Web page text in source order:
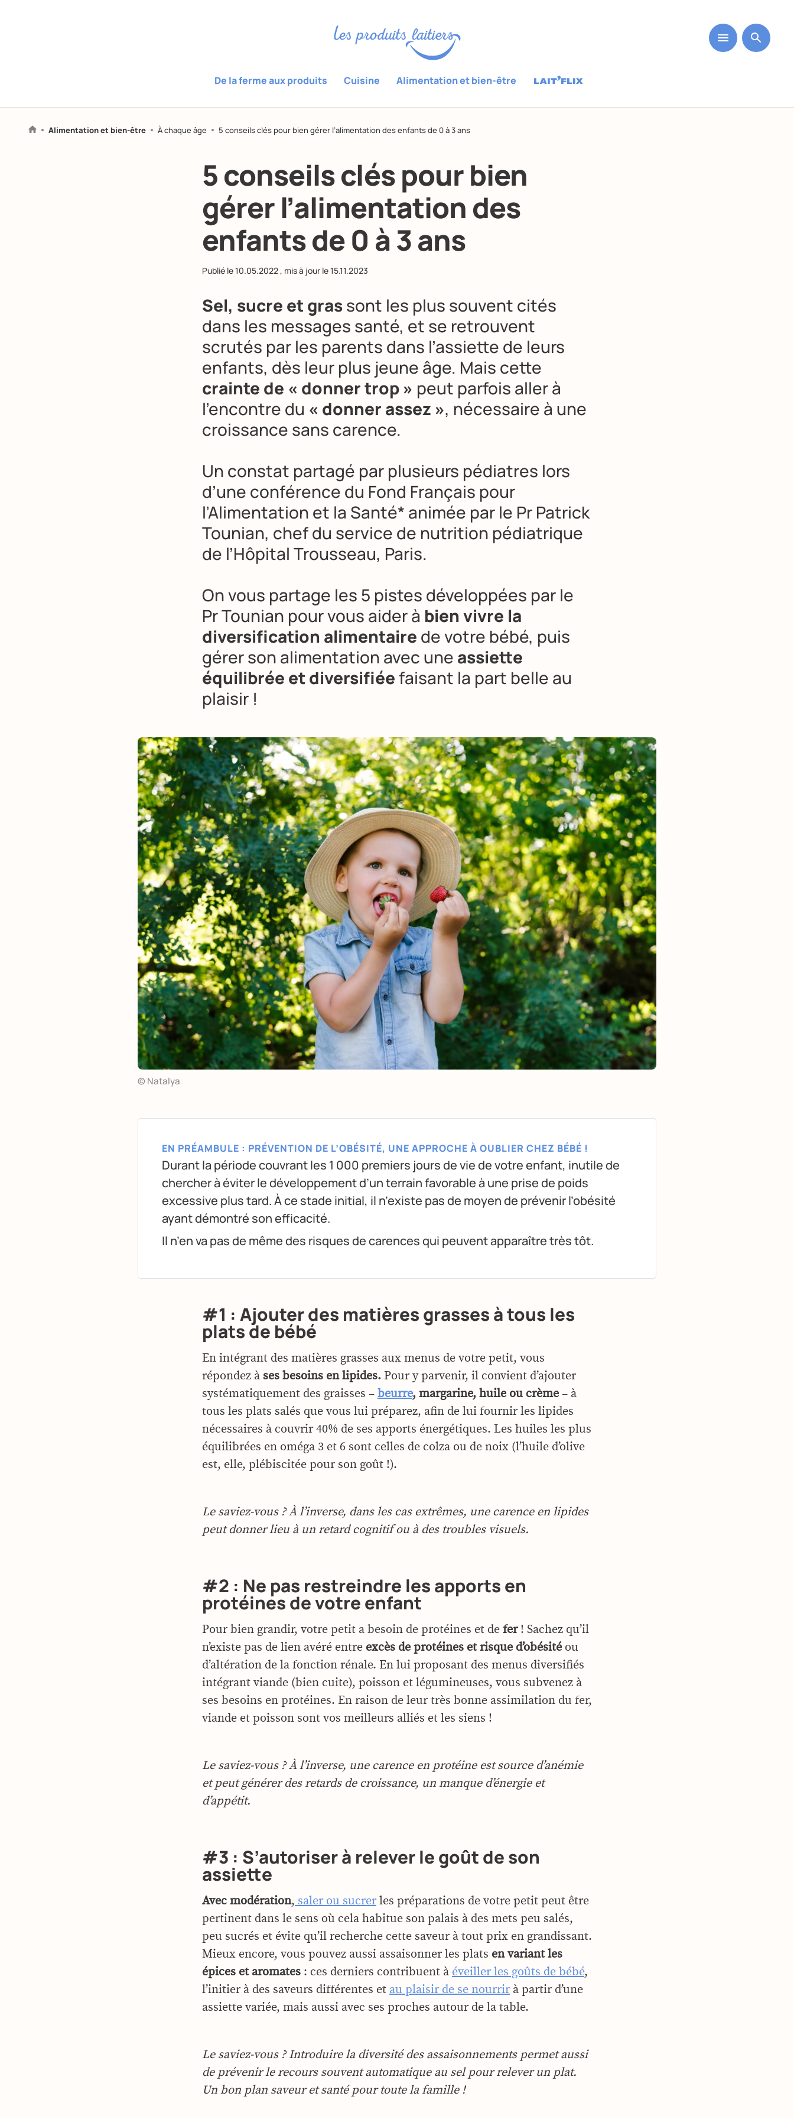
De la ferme aux produits Cuisine Alimentation et bien-être
Alimentation et bien-être À chaque âge 5 conseils clés pour bien gérer l’alimentation des enfants de 0 à 3 ans
5 conseils clés pour bien
gérer l’alimentation des
enfants de 0 à 3 ans
Publié le10.05.2022, mis à jour le15.11.2023
Sel, sucre et grassont les plus souvent cités
dans les messages santé, et se retrouvent
scrutés par les parents dans l’assiette de leurs
enfants, dès leur plus jeune âge. Mais cette
crainte de « donner trop » peut parfois aller à
l’encontre du « donner assez », nécessaire à une
croissance sans carence.
Un constat partagé par plusieurs pédiatres lors
d’une conférence du Fond Français pour
l’Alimentation et la Santé* animée par le Pr Patrick
Tounian, chef du service de nutrition pédiatrique
de l’Hôpital Trousseau, Paris.
On vous partage les 5 pistes développées par le
Pr Tounian pour vous aider à bien vivre la
diversification alimentaire de votre bébé, puis
gérer son alimentation avec une assiette
équilibrée et diversifiéefaisant la part belle au
plaisir !
© Natalya
EN PRÉAMBULE : PRÉVENTION DE L’OBÉSITÉ, UNE APPROCHE À OUBLIER CHEZ BÉBÉ !
Durant la période couvrant les 1 000 premiers jours de vie de votre enfant, inutile de
chercher à éviter le développement d’un terrain favorable à une prise de poids
excessive plus tard. À ce stade initial, il n’existe pas de moyen de prévenir l’obésité
ayant démontré son efficacité.
Il n’en va pas de même des risques de carences qui peuvent apparaître très tôt.
#1 : Ajouter des matières grasses à tous les
plats de bébé
En intégrant des matières grasses aux menus de votre petit, vous
répondez à ses besoins en lipides. Pour y parvenir, il convient d’ajouter
systématiquement des graisses – beurre, margarine, huile ou crème – à
tous les plats salés que vous lui préparez, afin de lui fournir les lipides
nécessaires à couvrir 40% de ses apports énergétiques. Les huiles les plus
équilibrées en oméga 3 et 6 sont celles de colza ou de noix (l’huile d’olive
est, elle, plébiscitée pour son goût !).
Le saviez-vous ? À l’inverse, dans les cas extrêmes, une carence en lipides
peut donner lieu à un retard cognitif ou à des troubles visuels.
#2 : Ne pas restreindre les apports en
protéines de votre enfant
Pour bien grandir, votre petit a besoin de protéines et de fer! Sachez qu’il
n’existe pas de lien avéré entre excès de protéines et risque d’obésité ou
d’altération de la fonction rénale. En lui proposant des menus diversifiés
intégrant viande (bien cuite), poisson et légumineuses, vous subvenez à
ses besoins en protéines. En raison de leur très bonne assimilation du fer,
viande et poisson sont vos meilleurs alliés et les siens !
Le saviez-vous ? À l’inverse, une carence en protéine est source d’anémie
et peut générer des retards de croissance, un manque d’énergie et
d’appétit.
#3 : S’autoriser à relever le goût de son
assiette
Avec modération, saler ou sucrer les préparations de votre petit peut être
pertinent dans le sens où cela habitue son palais à des mets peu salés,
peu sucrés et évite qu’il recherche cette saveur à tout prix en grandissant.
Mieux encore, vous pouvez aussi assaisonner les plats en variant les
épices et aromates : ces derniers contribuent à éveiller les goûts de bébé,
l’initier à des saveurs différentes et au plaisir de se nourrir à partir d’une
assiette variée, mais aussi avec ses proches autour de la table.
Le saviez-vous ? Introduire la diversité des assaisonnements permet aussi
de prévenir le recours souvent automatique au sel pour relever un plat.
Un bon plan saveur et santé pour toute la famille !